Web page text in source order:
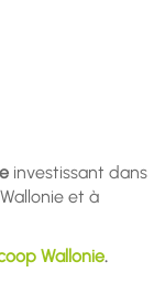
investissant dans
et à
Wallonie.